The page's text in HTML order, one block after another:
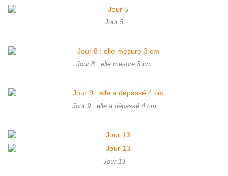
Jour 5
Jour 8 : elle mesure 3 cm
Jour 9 : elle a dépassé 4 cm
Jour 13